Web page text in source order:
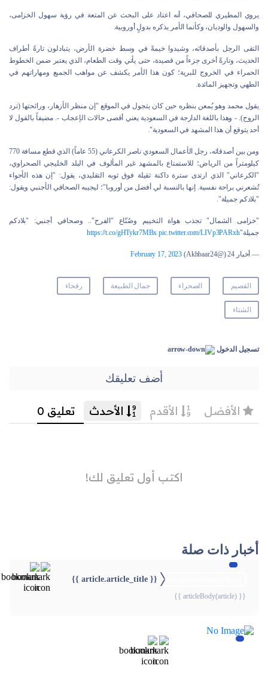
يروي المطيري للصحافي، أنه اعتاد على البحث عن المتعة في رؤية سهول الخزامى،
والسهول والوديان، وكأنما الأمر يذكره بدولٍ أوروبية.
التقى الرجل بأصدقائه، وشيدوا خيمةً في وسط خضرة الأرض، يتبادلون تارةً أطراف
الحديث، وتارةً أخرى جزءاً من قصيدة، حتى يأتي وقت الطعام، الذي يعتبر ضمن الخطوط
الحمراء في الخروج للبرية؛ كون هذا الأمر يكشف عن مواهب الجميع ومهاراتهم في
الطهي وتجهيز المائدة.
يقول محمد وهو يُمعن بنظره حين كان يتجول في الموقع "إن منظر الأزهار، ورائحتها (ترد
الروح). - وهذا باللغة الدارجة في السعودية يعني أقصى حالات الإعجاب -. مضيفاً بالقول لا
أحد يتوقع أن هذا المشهد في السعودية".
ومن بين أصدقائه، رجل الأعمال السعودي ناصر الكرعاني (55 عاماً) الذي قطع مسافة 770
كيلومتراً من الرياض؛ للاستمتاع بالمشهد غير المألوف في البلد الخليجي الصحراوي،
"الكرعاني" الذي ارتدى سترة داكنة ثقيلة فوق ثوبه التقليدي، يقول: "إن هذه الأجواء
تُشعرني براحة نفسية. إنها بالنسبة لي أفضل من أوروبا"؛ ليجيبه الصحافي الأجنبي ويقول:
"بلادكم جميلة".
"خزامى الشمال" تجذب هواة التخييم وصُنّاع "الفرح".. وصحافي أجنبي: "بلادكم
جميلة"
https://t.co/gHTykr7MBx pic.twitter.com/LIVp3PARxh
— أخبار 24 (@Akhbaar24) February 17, 2023
القصيم الصحراء جمال الطبيعة رفحاء
الشتاء
تسجيل الدخول
أضف تعليقك
أخبار ذات صلة
{{ article.article_title }}
{{ articleBody(article) }}